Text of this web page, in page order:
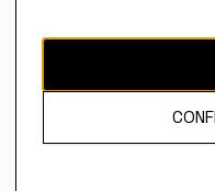
El contenido de esta página